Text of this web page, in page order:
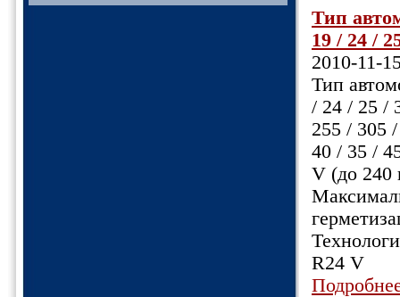
Тип
19 / 24 /
2010-11-
Тип
/ 24 / 25 /
255 / 305
40 / 35 /
V (до 240
R24 V